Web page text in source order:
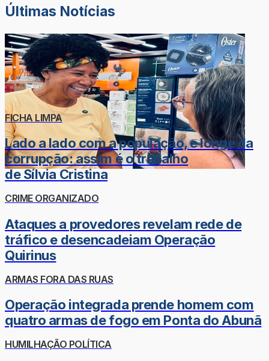
Últimas Notícias
FICHA LIMPA
Lado a lado com a população, e longe da
corrupção: assim é o trabalho
de Sílvia Cristina
CRIME ORGANIZADO
Ataques a provedores revelam rede de
tráfico e desencadeiam Operação
Quirinus
ARMAS FORA DAS RUAS
Operação integrada prende homem com
quatro armas de fogo em Ponta do Abunã
HUMILHAÇÃO POLÍTICA